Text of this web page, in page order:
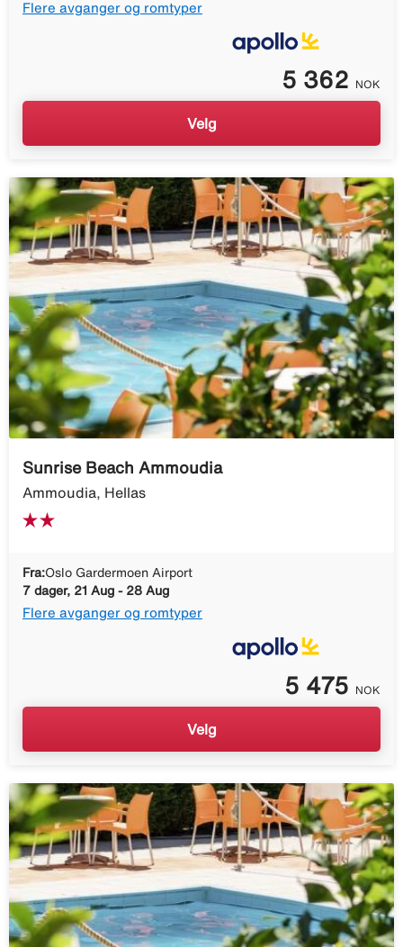
Flere avganger og romtyper
5 362 NOK
Velg
Sunrise Beach Ammoudia
Ammoudia, Hellas
Fra:Oslo Gardermoen Airport
7 dager, 21 Aug - 28 Aug
Flere avganger og romtyper
5 475 NOK
Velg